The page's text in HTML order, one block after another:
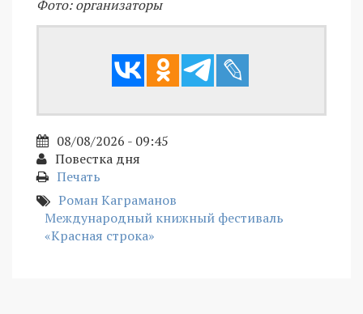
Фото: организаторы
08/08/2026 - 09:45
Повестка дня
Печать
Роман Каграманов
Международный книжный фестиваль
«Красная строка»